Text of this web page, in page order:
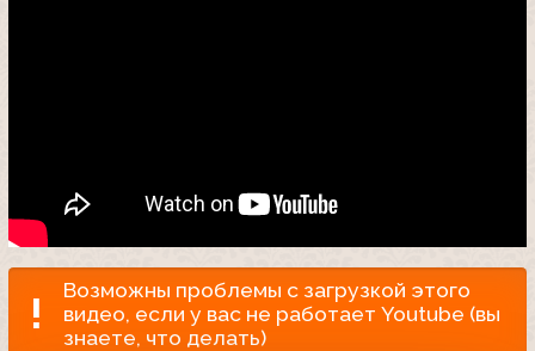
Возможны проблемы с загрузкой этого
видео, если у вас не работает Youtube (вы
знаете, что делать)